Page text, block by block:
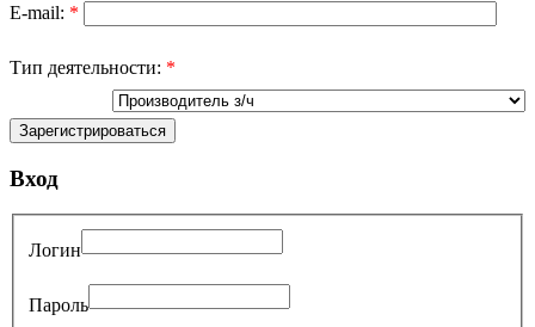
E-mail: *
Тип деятельности: *
Вход
Логин
Пароль